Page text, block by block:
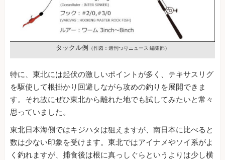
タックル例 （作図：週刊つりニュース 編集部）
特に、東北には起伏の激しいポイントが多く、テキサスリグ
を駆使して根掛かり回避しながら攻めの釣りを展開できま
す。それ故にぜひ東北から離れた地でも試してみたいと常々
思っていました。
東北日本海側ではキジハタは狙えますが、南日本に比べると
数は少ない印象を受けます。東北ではアイナメやソイ系がよ
く釣れますが、捕食後は根に真っしぐらというよりは少し横